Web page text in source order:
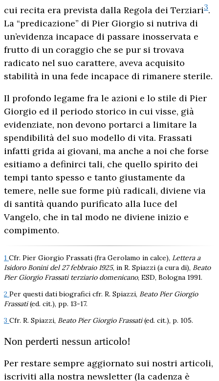
cui recita era prevista dalla Regola dei Terziari3.
La “predicazione” di Pier Giorgio si nutriva di
un’evidenza incapace di passare inosservata e
frutto di un coraggio che se pur si trovava
radicato nel suo carattere, aveva acquisito
stabilità in una fede incapace di rimanere sterile.
Il profondo legame fra le azioni e lo stile di Pier
Giorgio ed il periodo storico in cui visse, già
evidenziate, non devono portarci a limitare la
spendibilità del suo modello di vita. Frassati
infatti grida ai giovani, ma anche a noi che forse
esitiamo a definirci tali, che quello spirito dei
tempi tanto spesso e tanto giustamente da
temere, nelle sue forme più radicali, diviene via
di santità quando purificato alla luce del
Vangelo, che in tal modo ne diviene inizio e
compimento.
1 Cfr. Pier Giorgio Frassati (fra Gerolamo in calce), Lettera a
Isidoro Bonini del 27 febbraio 1925, in R. Spiazzi (a cura di), Beato
Pier Giorgio Frassati terziario domenicano, ESD, Bologna 1991.
2 Per questi dati biografici cfr. R. Spiazzi, Beato Pier Giorgio
Frassati(ed. cit.), pp. 13-17.
3 Cfr. R. Spiazzi, Beato Pier Giorgio Frassati(ed. cit.), p. 105.
Non perderti nessun articolo!
Per restare sempre aggiornato sui nostri articoli,
iscriviti alla nostra newsletter (la cadenza è